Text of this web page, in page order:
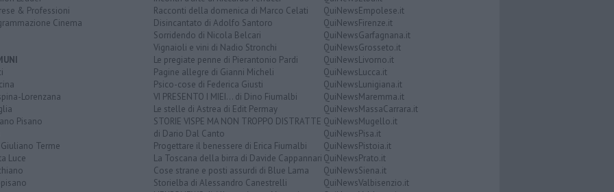
& Professioni
Cinema
Lorenzana
Pisano
Giuliano Terme
Luce
Racconti della domenica di Marco Celati
Disincantato di Adolfo Santoro
Sorridendo di Nicola Belcari
Vignaioli e vini di Nadio Stronchi
Le pregiate penne di Pierantonio Pardi
Pagine allegre di Gianni Micheli
Psico-cose di Federica Giusti
VI PRESENTO I MIEI... di Dino Fiumalbi
Le stelle di Astrea di Edit Permay
STORIE VISPE MA NON TROPPO DISTRATTE
di Dario Dal Canto
Progettare il benessere di Erica Fiumalbi
La Toscana della birra di Davide Cappannari
Cose strane e posti assurdi di Blue Lama
Storielba di Alessandro Canestrelli
QuiNewsEmpolese.it
QuiNewsFirenze.it
QuiNewsGarfagnana.it
QuiNewsGrosseto.it
QuiNewsLivorno.it
QuiNewsLucca.it
QuiNewsLunigiana.it
QuiNewsMaremma.it
QuiNewsMassaCarrara.it
QuiNewsMugello.it
QuiNewsPisa.it
QuiNewsPistoia.it
QuiNewsPrato.it
QuiNewsSiena.it
QuiNewsValbisenzio.it